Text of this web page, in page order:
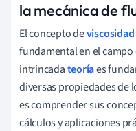
la mecánica de
El concepto deviscosidad
fundamental en el campo
intrincadateoríaes
diversas propiedades de
es comprender sus
cálculos y aplicaciones